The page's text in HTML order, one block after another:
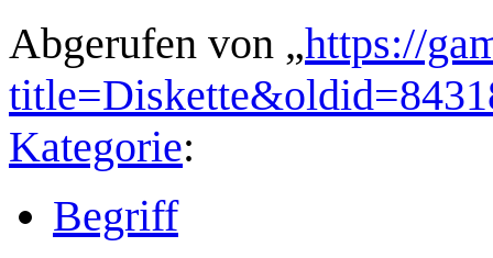
Abgerufen von „https://
Kategorie:
Begriff